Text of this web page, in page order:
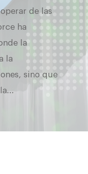
de las
ha
la
la
sino que